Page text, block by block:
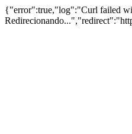
{"error":true,"log":"Curl failed